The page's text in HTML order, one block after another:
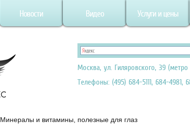
Новости Видео Услуги и цены
Москва, ул. Гиляровского, 39
Телефоны: (495) 684-5111, 684-4981,
Минералы и витамины, полезные для глаз